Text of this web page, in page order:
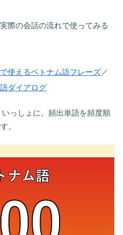
際の会話の流れで使ってみる
使えるベトナム語フレーズ ／
ダイアログ
っしょに。頻出単語を頻度順
。